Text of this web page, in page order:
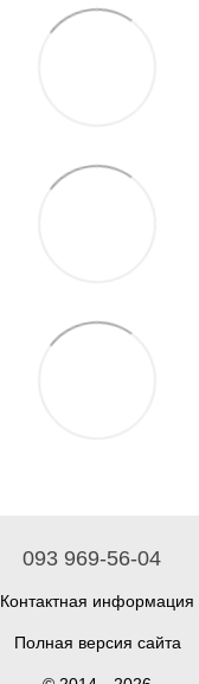
093 969-56-04
Контактная информация
Полная версия сайта